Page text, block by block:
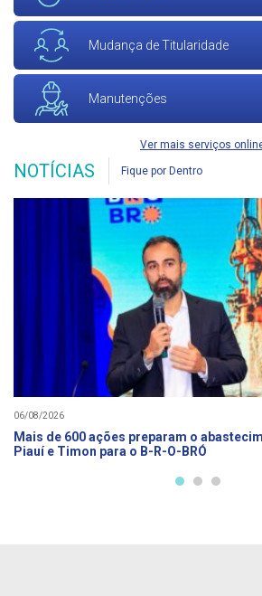
Mudança de Titularidade
Manutenções
Ver mais serviços
NOTÍCIAS Fique por Dentro
06/08/2026
Mais de 600 ações preparam o
Piauí e Timon para o B-R-O-BRÓ